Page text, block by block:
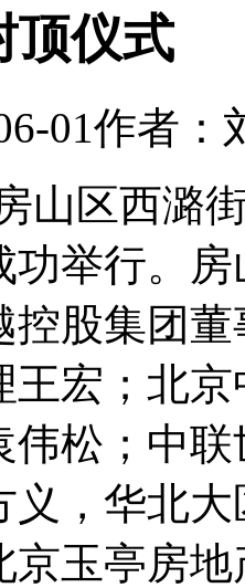
顶仪式
01作者：
山区西潞
功举行。
控股集团
王宏；北
伟松；中
义，华北
京玉亭房